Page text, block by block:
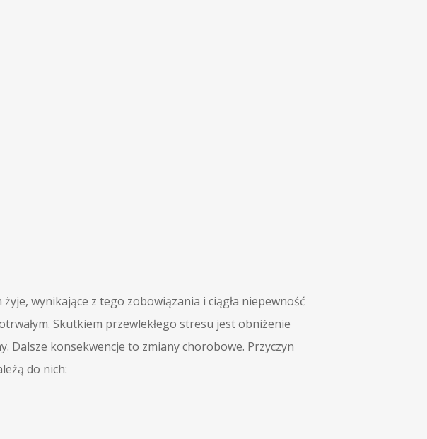
wynikające z tego zobowiązania i ciągła niepewność
Skutkiem przewlekłego stresu jest obniżenie
Dalsze konsekwencje to zmiany chorobowe. Przyczyn
do nich: